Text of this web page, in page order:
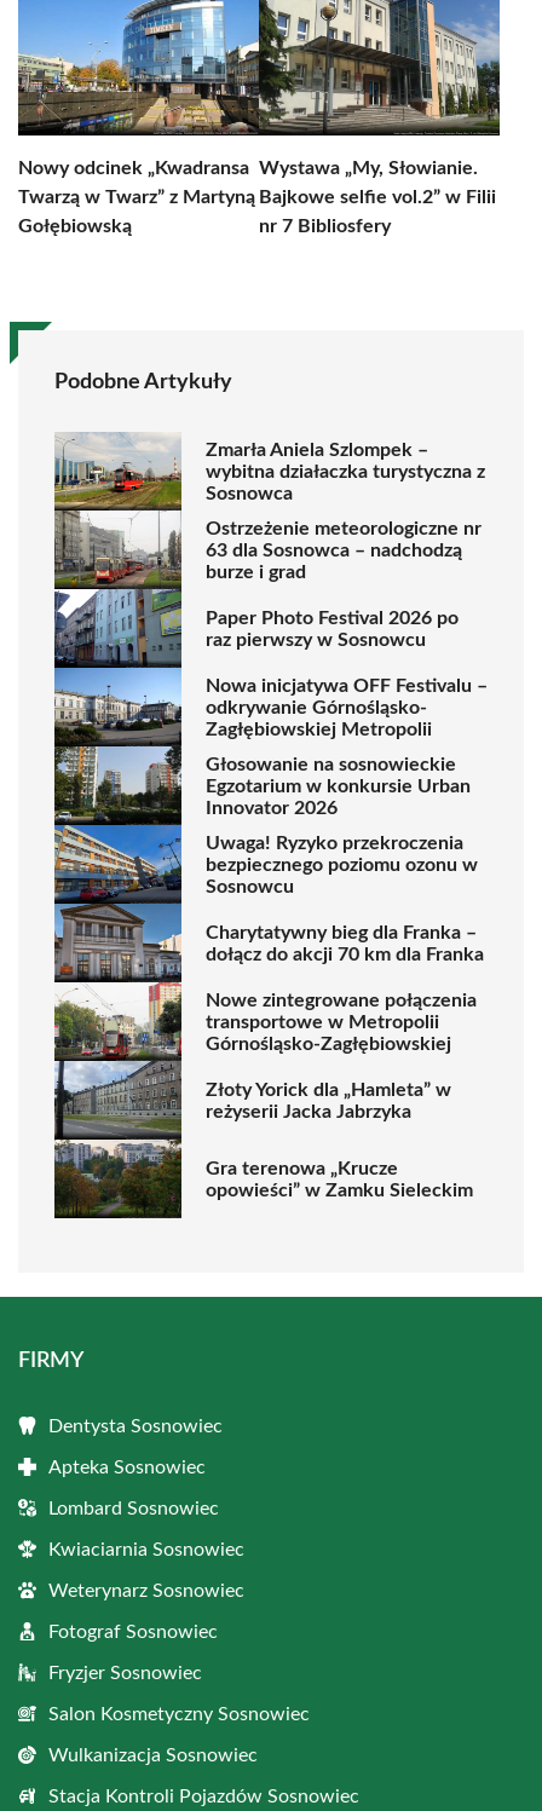
Nowy odcinek „Kwadransa
Twarzą w Twarz” z Martyną
Gołębiowską
Wystawa „My, Słowianie.
Bajkowe selfie vol.2” w Filii
nr 7 Bibliosfery
Podobne Artykuły
Zmarła Aniela Szlompek –
wybitna działaczka turystyczna z
Sosnowca
Ostrzeżenie meteorologiczne nr
63 dla Sosnowca – nadchodzą
burze i grad
Paper Photo Festival 2026 po
raz pierwszy w Sosnowcu
Nowa inicjatywa OFF Festivalu –
odkrywanie Górnośląsko-
Zagłębiowskiej Metropolii
Głosowanie na sosnowieckie
Egzotarium w konkursie Urban
Innovator 2026
Uwaga! Ryzyko przekroczenia
bezpiecznego poziomu ozonu w
Sosnowcu
Charytatywny bieg dla Franka –
dołącz do akcji 70 km dla Franka
Nowe zintegrowane połączenia
transportowe w Metropolii
Górnośląsko-Zagłębiowskiej
Złoty Yorick dla „Hamleta” w
reżyserii Jacka Jabrzyka
Gra terenowa „Krucze
opowieści” w Zamku Sieleckim
FIRMY
Dentysta Sosnowiec
Apteka Sosnowiec
Lombard Sosnowiec
Kwiaciarnia Sosnowiec
Weterynarz Sosnowiec
Fotograf Sosnowiec
Fryzjer Sosnowiec
Salon Kosmetyczny Sosnowiec
Wulkanizacja Sosnowiec
Stacja Kontroli Pojazdów Sosnowiec